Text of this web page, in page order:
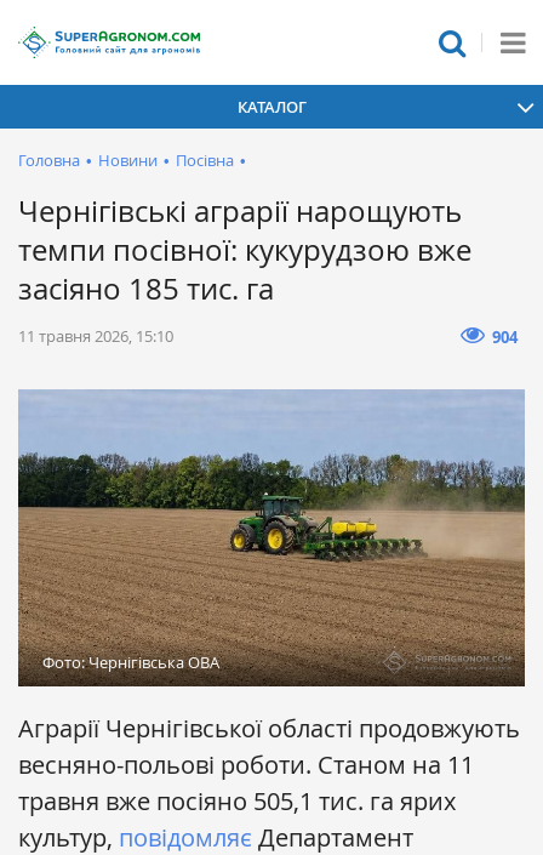
КАТАЛОГ
Головна • Новини • Посівна •
Чернігівські аграрії нарощують
темпи посівної: кукурудзою вже
засіяно 185 тис. га
11 травня 2026, 15:10 904
Фото: Чернігівська ОВА
Аграрії Чернігівської області продовжують
весняно-польові роботи. Станом на 11
травня вже посіяно 505,1 тис. га ярих
культур, повідомляє Департамент